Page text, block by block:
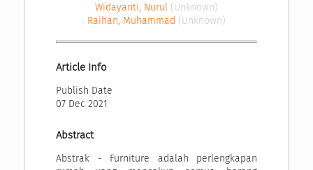
Widayanti, Nurul (Unknown)
Raihan, Muhammad (Unknown)
Article Info
Publish Date
07 Dec 2021
Abstract
Abstrak - Furniture adalah perlengkapan